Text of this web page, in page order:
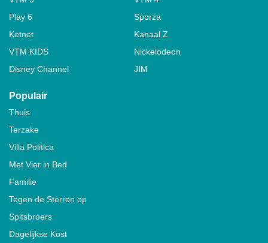
Play 6
Sporza
Ketnet
Kanaal Z
VTM KIDS
Nickelodeon
Disney Channel
JIM
Populair
Thuis
Terzake
Villa Politica
Met Vier in Bed
Familie
Tegen de Sterren op
Spitsbroers
Dagelijkse Kost